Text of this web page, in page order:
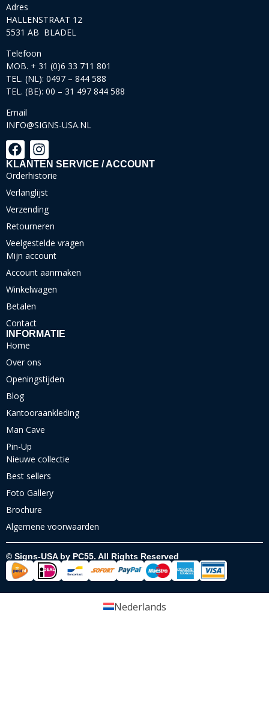
Adres
HALLENSTRAAT 12
5531 AB BLADEL
Telefoon
MOB. + 31 (0)6 33 711 801
TEL. (NL): 0497 – 844 588
TEL. (BE): 00 – 31 497 844 588
Email
INFO@SIGNS-USA.NL
KLANTEN SERVICE / ACCOUNT
Orderhistorie
Verlanglijst
Verzending
Retourneren
Veelgestelde vragen
Mijn account
Account aanmaken
Winkelwagen
Betalen
Contact
INFORMATIE
Home
Over ons
Openingstijden
Blog
Kantooraankleding
Man Cave
Pin-Up
Nieuwe collectie
Best sellers
Foto Gallery
Brochure
Algemene voorwaarden
© Signs-USA by PC55. All Rights Reserved
Nederlands